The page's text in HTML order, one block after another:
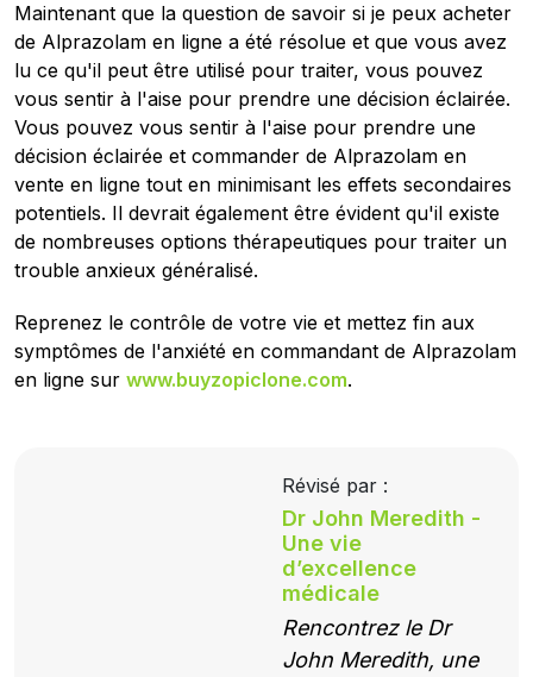
Maintenant que la question de savoir si je peux acheter
de Alprazolam en ligne a été résolue et que vous avez
lu ce qu'il peut être utilisé pour traiter, vous pouvez
vous sentir à l'aise pour prendre une décision éclairée.
Vous pouvez vous sentir à l'aise pour prendre une
décision éclairée et commander de Alprazolam en
vente en ligne tout en minimisant les effets secondaires
potentiels. Il devrait également être évident qu'il existe
de nombreuses options thérapeutiques pour traiter un
trouble anxieux généralisé.
Reprenez le contrôle de votre vie et mettez fin aux
symptômes de l'anxiété en commandant de Alprazolam
en ligne sur www.buyzopiclone.com.
Révisé par :
Dr John Meredith -
Une vie
d’excellence
médicale
Rencontrez le Dr
John Meredith, une